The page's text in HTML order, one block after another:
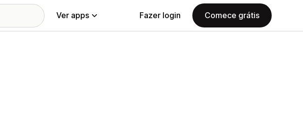
Ver apps Fazer login Comece grátis